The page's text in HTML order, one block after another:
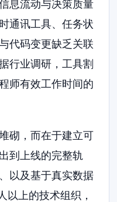
息流动与决策质量
通讯工具、任务状
代码变更缺乏关联
行业调研，工具割
师有效工作时间的
砌，而在于建立可
到上线的完整轨
以及基于真实数据
以上的技术组织，